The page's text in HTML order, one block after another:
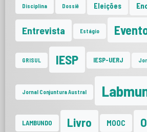
Disciplina Dossiê Eleições
Entrevista Estágio
GRISUL IESP IESP-UERJ
Jornal Conjuntura Austral
LAMBUNDO Livro MOOC